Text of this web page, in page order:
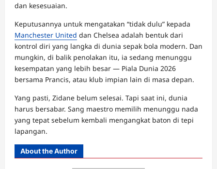
dan kesesuaian.
Keputusannya untuk mengatakan “tidak dulu” kepada
Manchester United dan Chelsea adalah bentuk dari
kontrol diri yang langka di dunia sepak bola modern. Dan
mungkin, di balik penolakan itu, ia sedang menunggu
kesempatan yang lebih besar — Piala Dunia 2026
bersama Prancis, atau klub impian lain di masa depan.
Yang pasti, Zidane belum selesai. Tapi saat ini, dunia
harus bersabar. Sang maestro memilih menunggu nada
yang tepat sebelum kembali mengangkat baton di tepi
lapangan.
About the Author